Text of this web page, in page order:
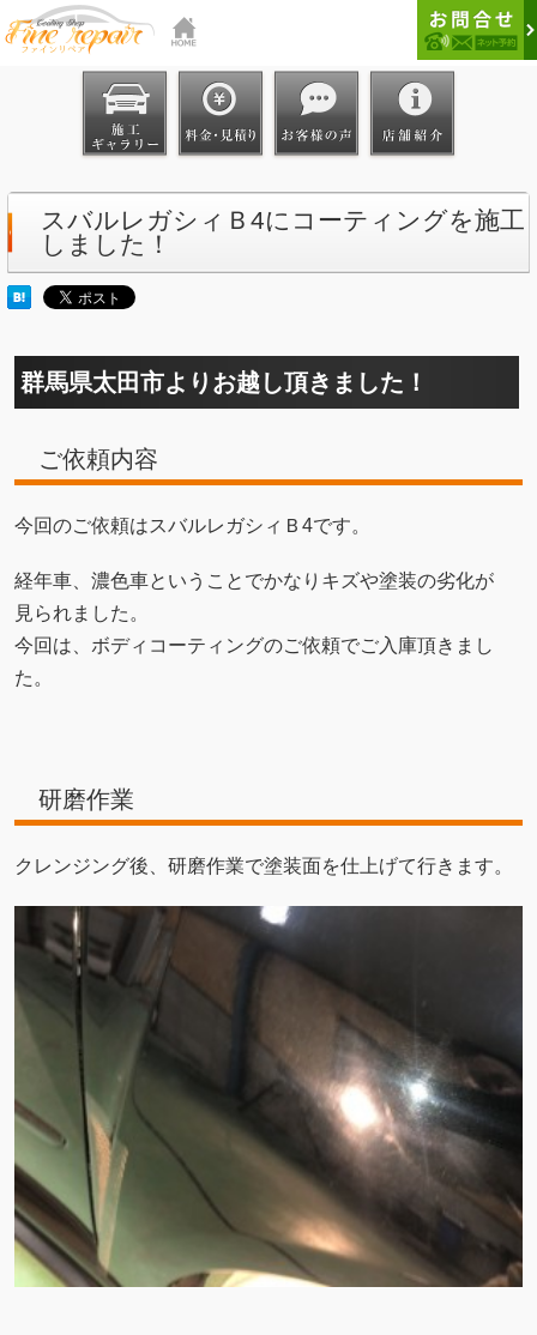
スバルレガシィＢ4にコーティングを施工
しました！
群馬県太田市よりお越し頂きました！
ご依頼内容
今回のご依頼はスバルレガシィＢ4です。
経年車、濃色車ということでかなりキズや塗装の劣化が
見られました。
今回は、ボディコーティングのご依頼でご入庫頂きまし
た。
研磨作業
クレンジング後、研磨作業で塗装面を仕上げて行きます。